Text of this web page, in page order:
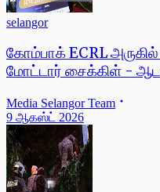
selangor
கோம்பாக் ECRL
மோட்டார் சைக்கிள் -
Media Selangor Team
9 ஆகஸ்ட் 2026